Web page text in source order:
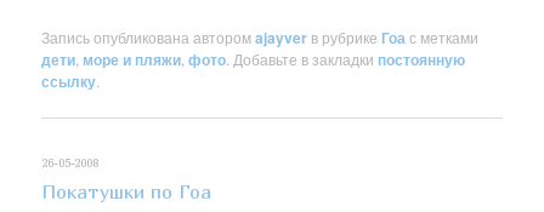
Запись опубликована авторомajayver в рубрикеГоас метками
дети море и пляжи ,фото . Добавьте в закладки постоянную
ссылку
26-05-2008
Покатушки по Гоа